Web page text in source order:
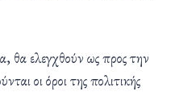
θα ελεγχθούν ως προς την
οι όροι της πολιτικής